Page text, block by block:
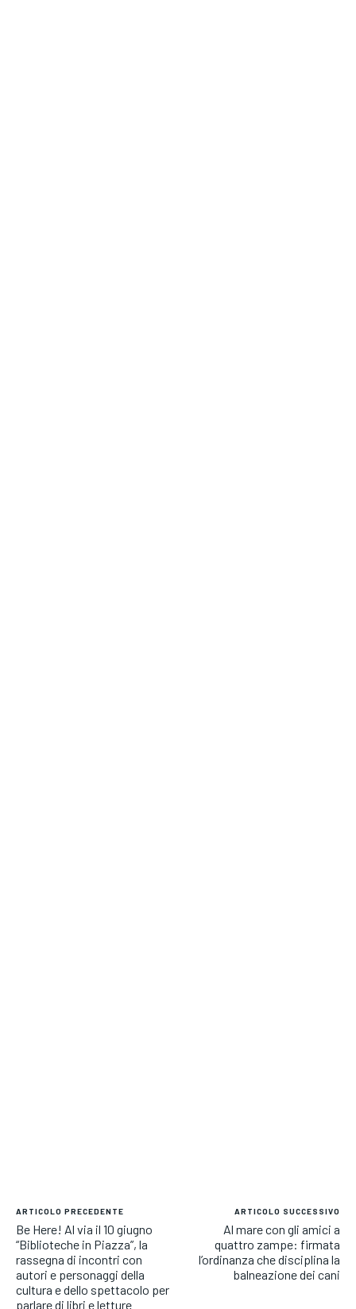
ARTICOLO PRECEDENTE
Be Here! Al via il 10 giugno
“Biblioteche in Piazza”, la
rassegna di incontri con
autori e personaggi della
cultura e dello spettacolo per
parlare di libri e letture
ARTICOLO SUCCESSIVO
Al mare con gli amici a
quattro zampe: firmata
l’ordinanza che disciplina la
balneazione dei cani